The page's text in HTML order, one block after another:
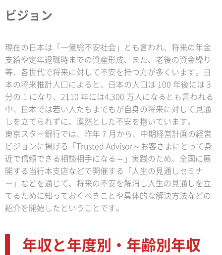
ビジョン
現在の日本は「一億総不安社会」とも言われ、将来の年金
支給や定年退職時までの資産形成、また、老後の資金繰り
等、各世代で将来に対して不安を持つ方が多くいます。日
本の将来推計人口によると、日本の人口は 100 年後には 3
分の 1 になり、2110 年には4,300 万人になるとも言われる
中、日本では若い人たちまでもが自身の将来に対して見通
しを立てられずに、漠然とした不安を抱いています。
東京スター銀行では、昨年 7 月から、中期経営計画の経営
ビジョンに掲げる「Trusted Advisor～お客さまにとって身
近で信頼できる相談相手になる～」実践のため、全国に展
開する当行本支店などで開催する「人生の見通しセミナ
ー」などを通じて、将来の不安を解消し人生の見通しを立
てるために知っておくべきことや具体的な解決方法などの
紹介を開始したということです。
年収と年度別・年齢別年収